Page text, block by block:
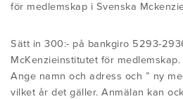
HITTA DIN
ANVÄNDBARA LÄNKAR
för medlemskap i Svenska
Sätt in 300:- på bankgiro 5293-
McKenzieinstitutet för medlemskap.
Ange namn och adress och ” ny
vilket år det gäller. Anmälan kan